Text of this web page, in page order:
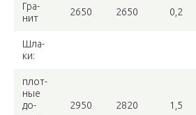
Гра­
нит
2650 2650 0,2
Шла­
ки:
плот­
ные
до­
2950 2820 1,5